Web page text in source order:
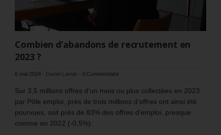
Combien d’abandons de recrutement en
2023 ?
6 mai 2024 - Daniel Lamar - 0 Commentaire
Sur 3,5 millions offres d’un mois ou plus collectées en 2023
par Pôle emploi, près de trois millions d’offres ont ainsi été
pourvues, soit près de 83% des offres d’emploi, presque
comme en 2022 (-0,5%).